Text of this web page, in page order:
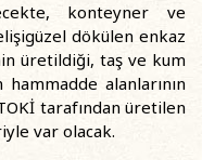
konteyner ve
dökülen enkaz
üretildiği, taş ve kum
alanlarının
tarafından üretilen
var olacak.